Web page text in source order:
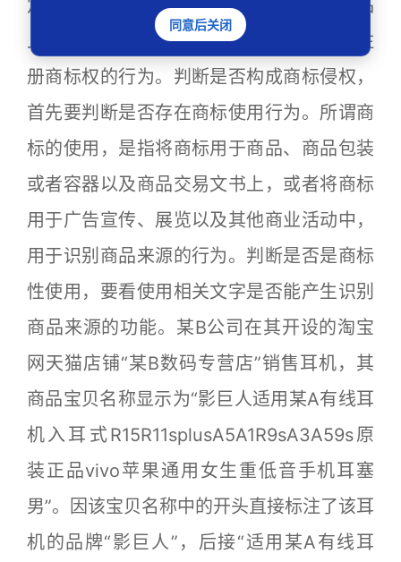
定，未经商标注册人的许可，在同一种商品
上使用与注册商标相同的商标的，属侵犯注
册商标权的行为。判断是否构成商标侵权，
首先要判断是否存在商标使用行为。所谓商
标的使用，是指将商标用于商品、商品包装
或者容器以及商品交易文书上，或者将商标
用于广告宣传、展览以及其他商业活动中，
用于识别商品来源的行为。判断是否是商标
性使用，要看使用相关文字是否能产生识别
商品来源的功能。某B公司在其开设的淘宝
网天猫店铺“某B数码专营店”销售耳机，其
商品宝贝名称显示为“影巨人适用某A有线耳
机入耳式R15R11splusA5A1R9sA3A59s原
装正品vivo苹果通用女生重低音手机耳塞
男”。因该宝贝名称中的开头直接标注了该耳
机的品牌“影巨人”，后接“适用某A有线耳
同意后关闭